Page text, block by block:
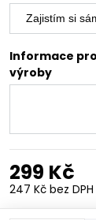
Informace
výroby
299 Kč
247 Kč bez DPH